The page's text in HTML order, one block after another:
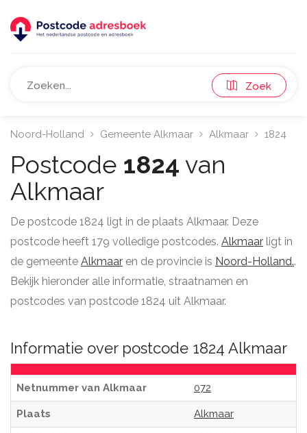
Zoek
Noord-Holland Gemeente Alkmaar Alkmaar 1824
Postcode 1824 van
Alkmaar
De postcode 1824 ligt in de plaats Alkmaar. Deze
postcode heeft 179 volledige postcodes. Alkmaar ligt in
de gemeente Alkmaar en de provincie is Noord-Holland..
Bekijk hieronder alle informatie, straatnamen en
postcodes van postcode 1824 uit Alkmaar.
Informatie over postcode 1824 Alkmaar
Netnummer van Alkmaar 072
Plaats Alkmaar